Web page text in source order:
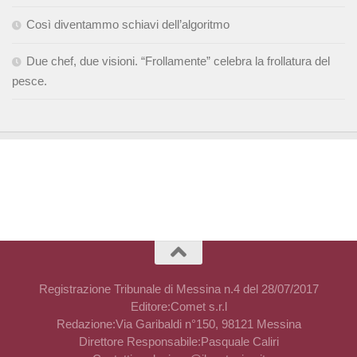
Così diventammo schiavi dell’algoritmo
Due chef, due visioni. “Frollamente” celebra la frollatura del
pesce.
Registrazione Tribunale di Messina n.4 del 28/07/2017
Editore:Comet s.r.l
Redazione:Via Garibaldi n°150, 98121 Messina
Direttore Responsabile:Pasquale Caliri